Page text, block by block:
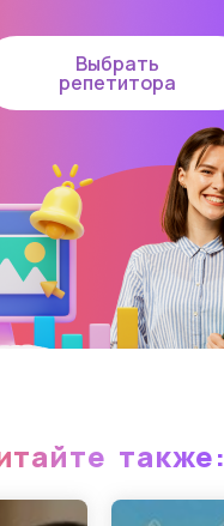
Выбрать
репетитора
также: